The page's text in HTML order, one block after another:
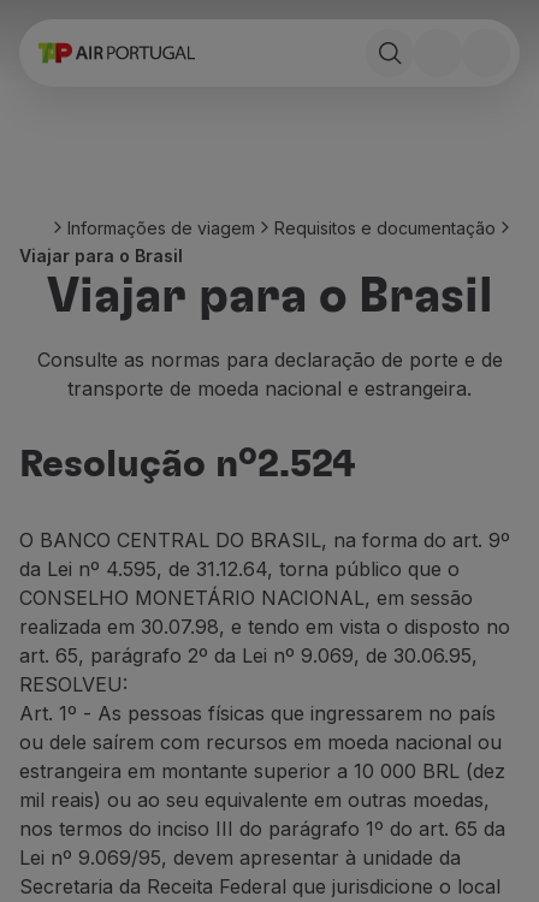
Reservar
Stopover
Informações de viagem
Bagagem
Necessidades especiais
Viajar com animais
Bebés e crianças
A bordo
Voar em Economy Prime
Voar em Economy
Refeições a bordo
Entretenimento
Wi-Fi
Gerir reserva
Gestão da Reserva
Extras e Upgrades
Fatura online
TAP Vouchers
Alugar carro
Alojamento
Informações de viagem
Requisitos e documentação
Viajar para o Brasil
Viajar para o Brasil
Consulte as normas para declaração de porte e de
transporte de moeda nacional e estrangeira.
Resolução nº2.524
O BANCO CENTRAL DO BRASIL, na forma do art. 9º
da Lei nº 4.595, de 31.12.64, torna público que o
CONSELHO MONETÁRIO NACIONAL, em sessão
realizada em 30.07.98, e tendo em vista o disposto no
art. 65, parágrafo 2º da Lei nº 9.069, de 30.06.95,
RESOLVEU:
Art. 1º - As pessoas físicas que ingressarem no país
ou dele saírem com recursos em moeda nacional ou
estrangeira em montante superior a 10 000 BRL (dez
mil reais) ou ao seu equivalente em outras moedas,
nos termos do inciso III do parágrafo 1º do art. 65 da
Lei nº 9.069/95, devem apresentar à unidade da
Secretaria da Receita Federal que jurisdicione o local